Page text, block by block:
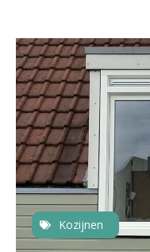
Kozijnen